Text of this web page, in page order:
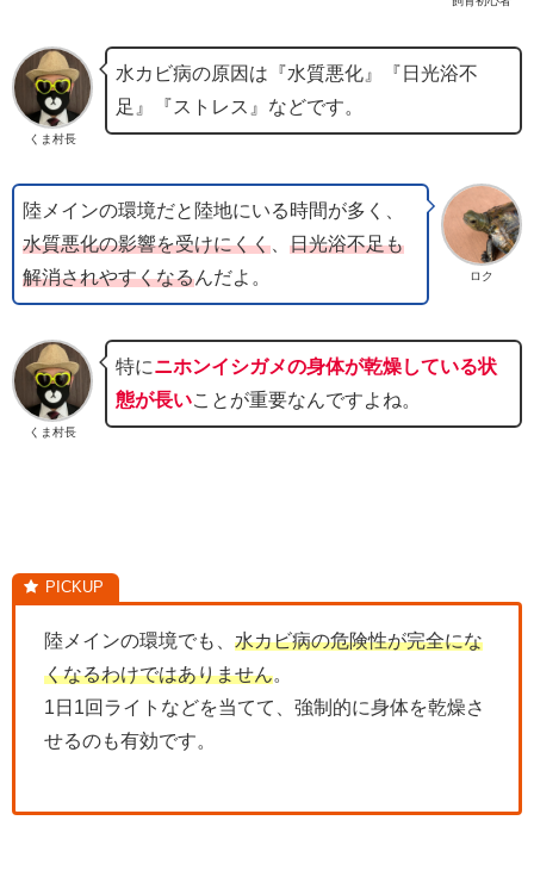
くま村長
水カビ病の原因は『水質悪化』『日光浴不
足』『ストレス』などです。
ロク
陸メインの環境だと陸地にいる時間が多く、
水質悪化の影響を受けにくく、 日光浴不足も
解消されやすくなるんだよ。
くま村長
特にニホンイシガメの身体が乾燥している状
態が長いことが重要なんですよね。
陸メインの環境でも、 水カビ病の危険性が完全にな
くなるわけではありません。
1日1回ライトなどを当てて、強制的に身体を乾燥さ
せるのも有効です。